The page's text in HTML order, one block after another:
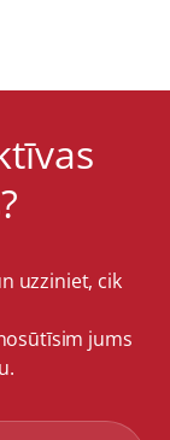
uzziniet, cik
jums